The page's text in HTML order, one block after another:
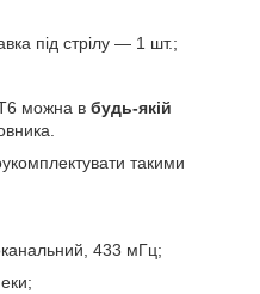
під стрілу — 1 шт.;
можна в будь-якій
такими
433 мГц;